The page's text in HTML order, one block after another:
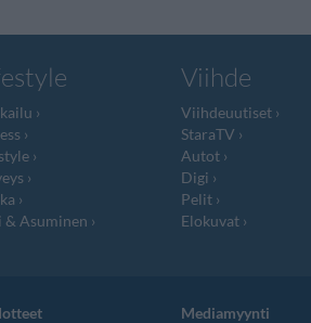
& Asuminen
Viihde
Viihdeuutiset
StaraTV
Autot
Digi
Pelit
Elokuvat
Mediamyynti